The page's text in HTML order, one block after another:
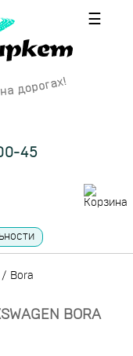
☰
45
/ Bora
BORA